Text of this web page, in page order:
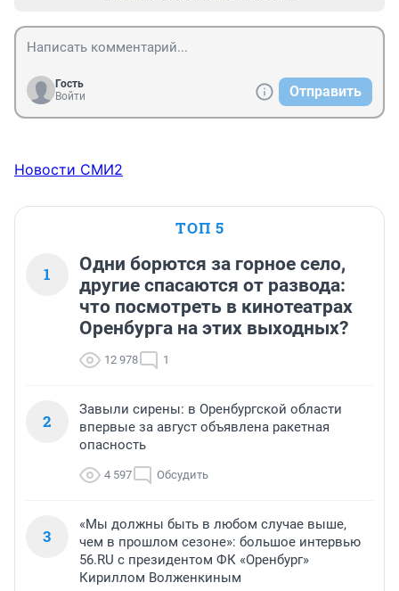
Гость
Войти
Отправить
Новости СМИ2
ТОП 5
1
Одни борются за горное село,
другие спасаются от развода:
что посмотреть в кинотеатрах
Оренбурга на этих выходных?
12 978 1
2
Завыли сирены: в Оренбургской области
впервые за август объявлена ракетная
опасность
4 597 Обсудить
3
«Мы должны быть в любом случае выше,
чем в прошлом сезоне»: большое интервью
56.RU с президентом ФК «Оренбург»
Кириллом Волженкиным